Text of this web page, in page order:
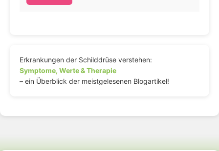
Erkrankungen der Schilddrüse verstehen:
Symptome, Werte & Therapie
– ein Überblick der meistgelesenen Blogartikel!